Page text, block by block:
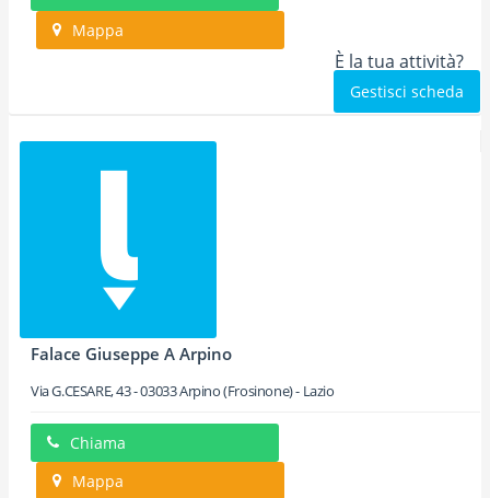
Mappa
È la tua attività?
Gestisci scheda
Falace Giuseppe A Arpino
Via G.CESARE, 43-03033Arpino(Frosinone) - Lazio
Chiama
Mappa